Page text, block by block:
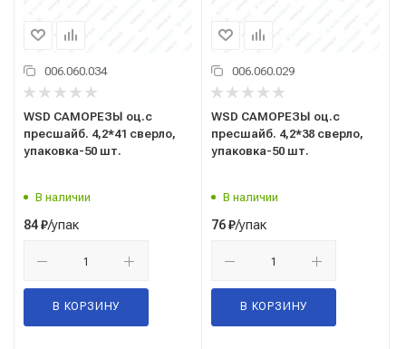
006.060.034
WSD САМОРЕЗЫ оц.с
пресшайб. 4,2*41 сверло,
упаковка-50 шт.
В наличии
84₽/упак
В КОРЗИНУ
006.060.029
WSD САМОРЕЗЫ оц.с
пресшайб. 4,2*38 сверло,
упаковка-50 шт.
В наличии
76₽/упак
В КОРЗИНУ